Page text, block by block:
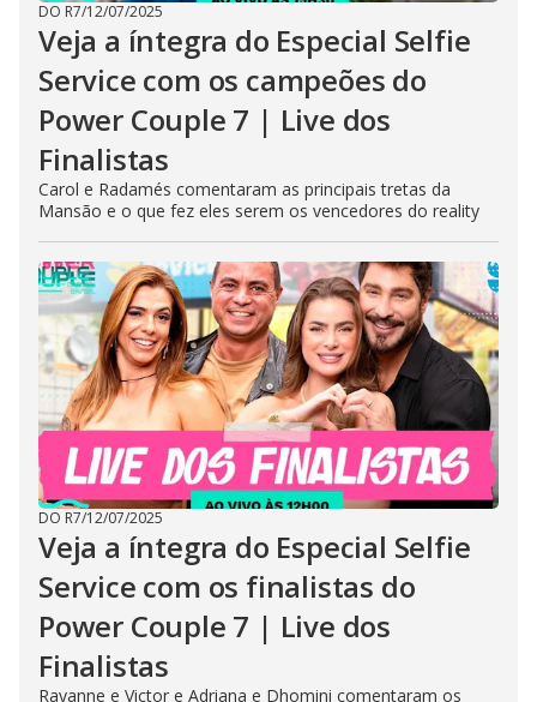
DO R7/12/07/2025
Veja a íntegra do Especial Selfie
Service com os campeões do
Power Couple 7 | Live dos
Finalistas
Carol e Radamés comentaram as principais tretas da
Mansão e o que fez eles serem os vencedores do reality
DO R7/12/07/2025
Veja a íntegra do Especial Selfie
Service com os finalistas do
Power Couple 7 | Live dos
Finalistas
Rayanne e Victor e Adriana e Dhomini comentaram os